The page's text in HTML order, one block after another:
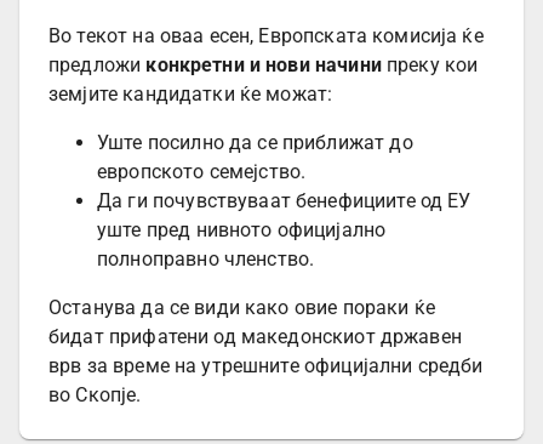
Во текот на оваа есен, Европската комисија ќе
предложи конкретни и нови начинипреку кои
земјите кандидатки ќе можат:
Уште посилно да се приближат до
европското семејство.
Да ги почувствуваат бенефициите од ЕУ
уште пред нивното официјално
полноправно членство.
Останува да се види како овие пораки ќе
бидат прифатени од македонскиот државен
врв за време на утрешните официјални средби
во Скопје.